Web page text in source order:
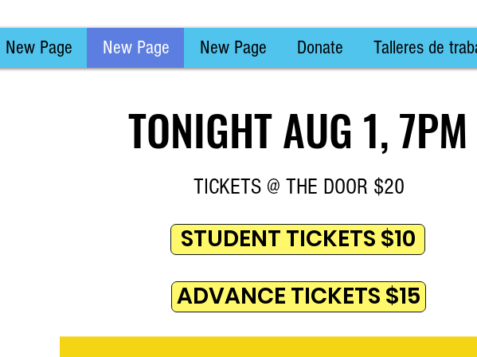
New Page New Page New Page Donate Talleres de
TONIGHT AUG 1, 7PM
TONIGHT AUG 1, 7PM
TICKETS @ THE DOOR $20
STUDENT TICKETS $10
ADVANCE TICKETS $15